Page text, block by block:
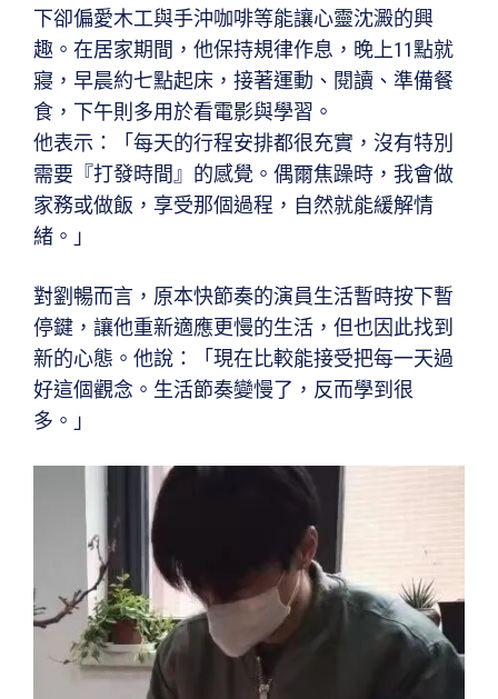
下卻偏愛木工與手沖咖啡等能讓心靈沈澱的興
趣。在居家期間，他保持規律作息，晚上11點就
寢，早晨約七點起床，接著運動、閱讀、準備餐
食，下午則多用於看電影與學習。
他表示：「每天的行程安排都很充實，沒有特別
需要『打發時間』的感覺。偶爾焦躁時，我會做
家務或做飯，享受那個過程，自然就能緩解情
緒。」
對劉暢而言，原本快節奏的演員生活暫時按下暫
停鍵，讓他重新適應更慢的生活，但也因此找到
新的心態。他說：「現在比較能接受把每一天過
好這個觀念。生活節奏變慢了，反而學到很
多。」